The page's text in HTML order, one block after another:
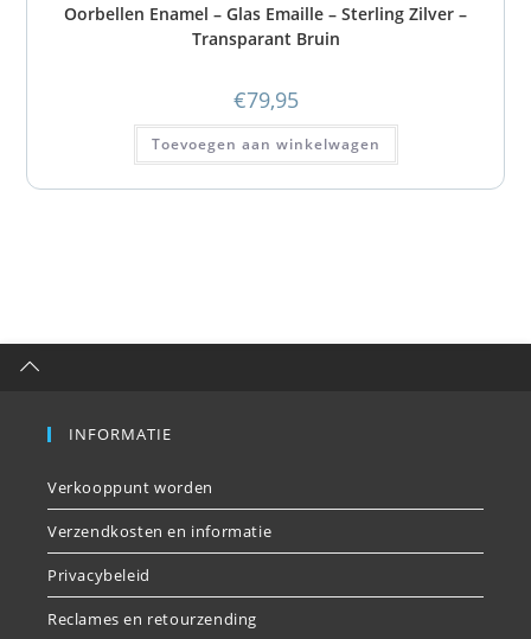
Oorbellen Enamel – Glas Emaille – Sterling Zilver –
Transparant Bruin
€79,95
Toevoegen aan winkelwagen
INFORMATIE
Verkooppunt worden
Verzendkosten en informatie
Privacybeleid
Reclames en retourzending